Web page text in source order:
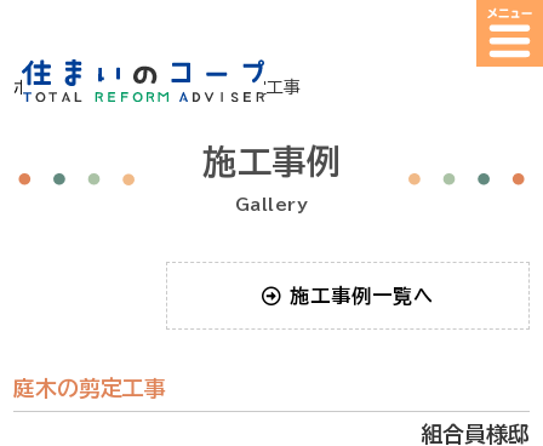
ホーム > 施工事例>庭木の剪定工事
施工事例
Gallery
施工事例一覧へ
庭木の剪定工事
組合員様邸